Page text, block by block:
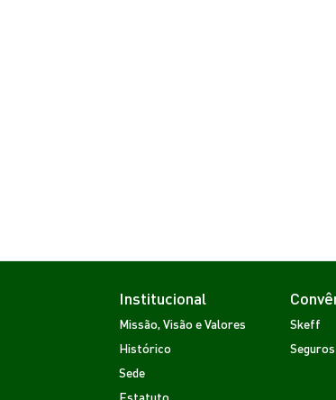
Institucional
Missão, Visão e Valores
Histórico
Sede
Estatuto
Skeff